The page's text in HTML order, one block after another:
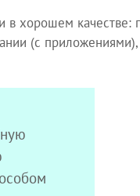
в хорошем качестве:
(с